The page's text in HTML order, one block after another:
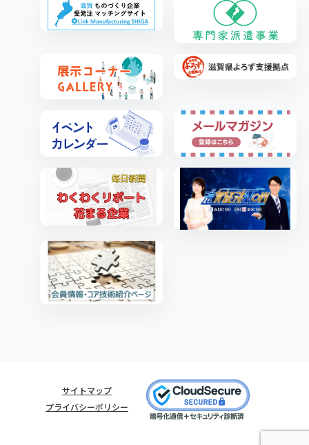
サイトマップ
プライバシーポリシー